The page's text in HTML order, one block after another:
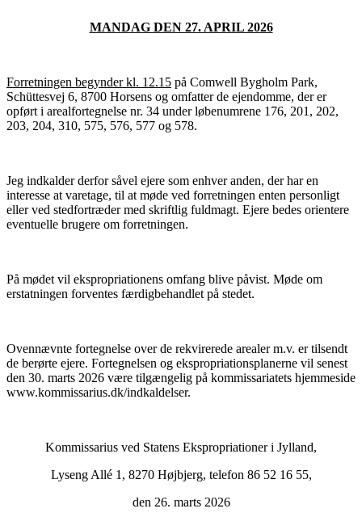
MANDAG DEN 27. APRIL 2026
Forretningen begynder kl. 12.15 på Comwell Bygholm Park,
Schüttesvej 6, 8700 Horsens og omfatter de ejendomme, der er
opført i arealfortegnelse nr. 34 under løbenumrene 176, 201, 202,
203, 204, 310, 575, 576, 577 og 578.
Jeg indkalder derfor såvel ejere som enhver anden, der har en
interesse at varetage, til at møde ved forretningen enten personligt
eller ved stedfortræder med skriftlig fuldmagt. Ejere bedes orientere
eventuelle brugere om forretningen.
På mødet vil ekspropriationens omfang blive påvist. Møde om
erstatningen forventes færdigbehandlet på stedet.
Ovennævnte fortegnelse over de rekvirerede arealer m.v. er tilsendt
de berørte ejere. Fortegnelsen og ekspropriationsplanerne vil senest
den 30. marts 2026 være tilgængelig på kommissariatets hjemmeside
www.kommissarius.dk/indkaldelser.
Kommissarius ved Statens Ekspropriationer i Jylland,
Lyseng Allé 1, 8270 Højbjerg, telefon 86 52 16 55,
den 26. marts 2026